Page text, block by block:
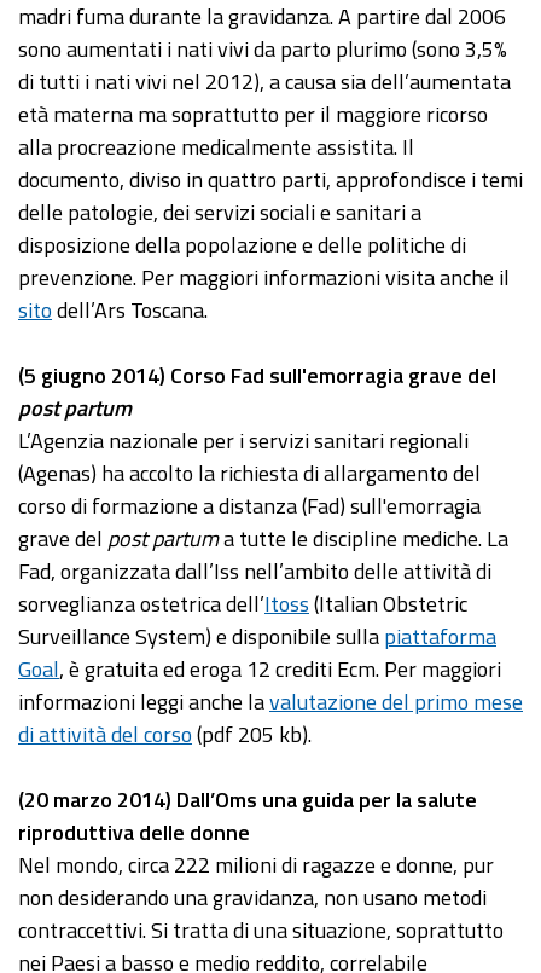
madri fuma durante la gravidanza. A partire dal 2006
sono aumentati i nati vivi da parto plurimo (sono 3,5%
di tutti i nati vivi nel 2012), a causa sia dell’aumentata
età materna ma soprattutto per il maggiore ricorso
alla procreazione medicalmente assistita. Il
documento, diviso in quattro parti, approfondisce i temi
delle patologie, dei servizi sociali e sanitari a
disposizione della popolazione e delle politiche di
prevenzione. Per maggiori informazioni visita anche il
sitodell’Ars Toscana.
(5 giugno 2014) Corso Fad sull'emorragia grave del
post partum
L’Agenzia nazionale per i servizi sanitari regionali
(Agenas) ha accolto la richiesta di allargamento del
corso di formazione a distanza (Fad) sull'emorragia
grave del post partuma tutte le discipline mediche. La
Fad, organizzata dall’Iss nell’ambito delle attività di
sorveglianza ostetrica dell’Itoss(Italian Obstetric
Surveillance System) e disponibile sullapiattaforma
Goal, è gratuita ed eroga 12 crediti Ecm. Per maggiori
informazioni leggi anche lavalutazione del primo mese
di attività del corso(pdf 205 kb).
(20 marzo 2014) Dall’Oms una guida per la salute
riproduttiva delle donne
Nel mondo, circa 222 milioni di ragazze e donne, pur
non desiderando una gravidanza, non usano metodi
contraccettivi. Si tratta di una situazione, soprattutto
nei Paesi a basso e medio reddito, correlabile